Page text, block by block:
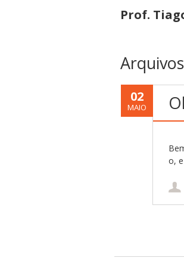
Prof.
02
MAIO
o,